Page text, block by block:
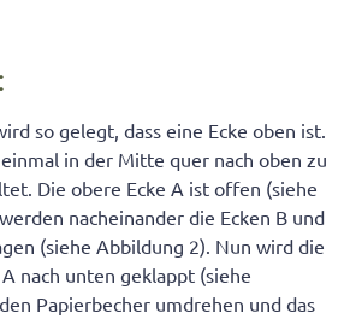
so gelegt, dass eine Ecke oben ist.
in der Mitte quer nach oben zu
Die obere Ecke A ist offen (siehe
nacheinander die Ecken B und
(siehe Abbildung 2). Nun wird die
nach unten geklappt (siehe
Papierbecher umdrehen und das